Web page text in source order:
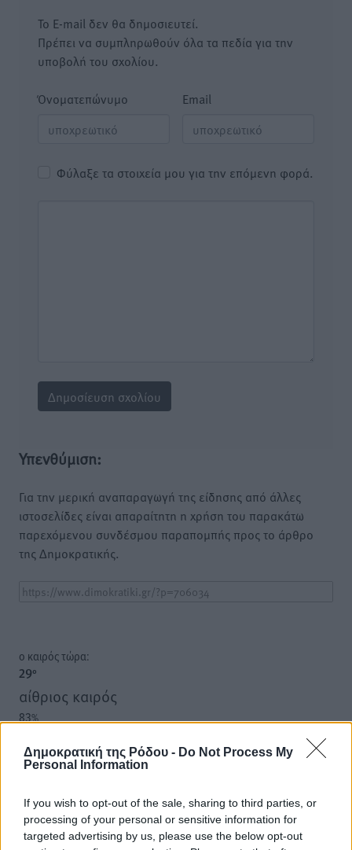
Δημοκρατική της Ρόδου - Do Not Process My
Personal Information
If you wish to opt-out of the sale, sharing to third parties, or
processing of your personal or sensitive information for
targeted advertising by us, please use the below opt-out
Το E-mail δεν θα δημοσιευτεί.
Πρέπει να συμπληρωθούν όλα τα πεδία για την
υποβολή του σχολίου.
Όνοματεπώνυμο Email
Φύλαξε τα στοιχεία μου για την επόμενη φορά.
Υπενθύμιση:
Για την μερική αναπαραγωγή της είδησης από άλλες
ιστοσελίδες είναι απαραίτητη η χρήση του παρακάτω
παρεχόμενου συνδέσμου παραπομπής προς το άρθρο
της Δημοκρατικής.
o καιρός τώρα:
29°
αίθριος καιρός
83%
Δ
27 °/28°
20:07
πρόγνωση: